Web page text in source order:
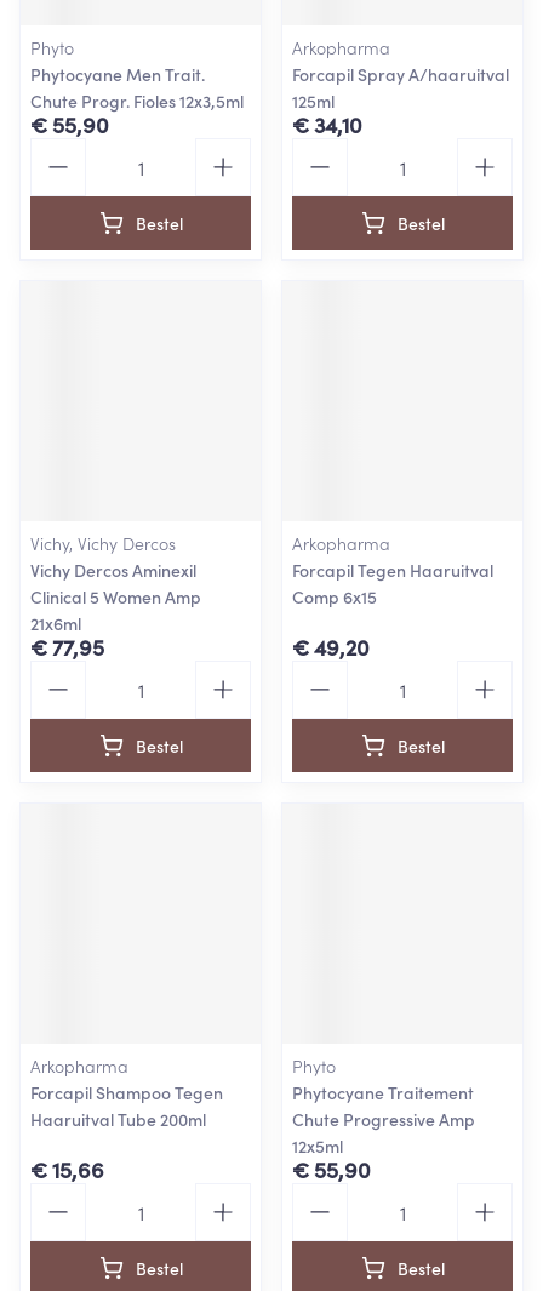
Phyto
Phytocyane Men Trait.
Chute Progr. Fioles 12x3,5ml
€ 55,90
Bestel
Arkopharma
Forcapil Spray A/haaruitval
125ml
€ 34,10
Bestel
Vichy, Vichy Dercos
Vichy Dercos Aminexil
Clinical 5 Women Amp
21x6ml
€ 77,95
Bestel
Arkopharma
Forcapil Tegen Haaruitval
Comp 6x15
€ 49,20
Bestel
Arkopharma
Forcapil Shampoo Tegen
Haaruitval Tube 200ml
€ 15,66
Bestel
Phyto
Phytocyane Traitement
Chute Progressive Amp
12x5ml
€ 55,90
Bestel